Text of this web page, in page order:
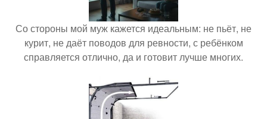
Со стороны мой муж кажется идеальным: не пьёт, не
курит, не даёт поводов для ревности, с ребёнком
справляется отлично, да и готовит лучше многих.